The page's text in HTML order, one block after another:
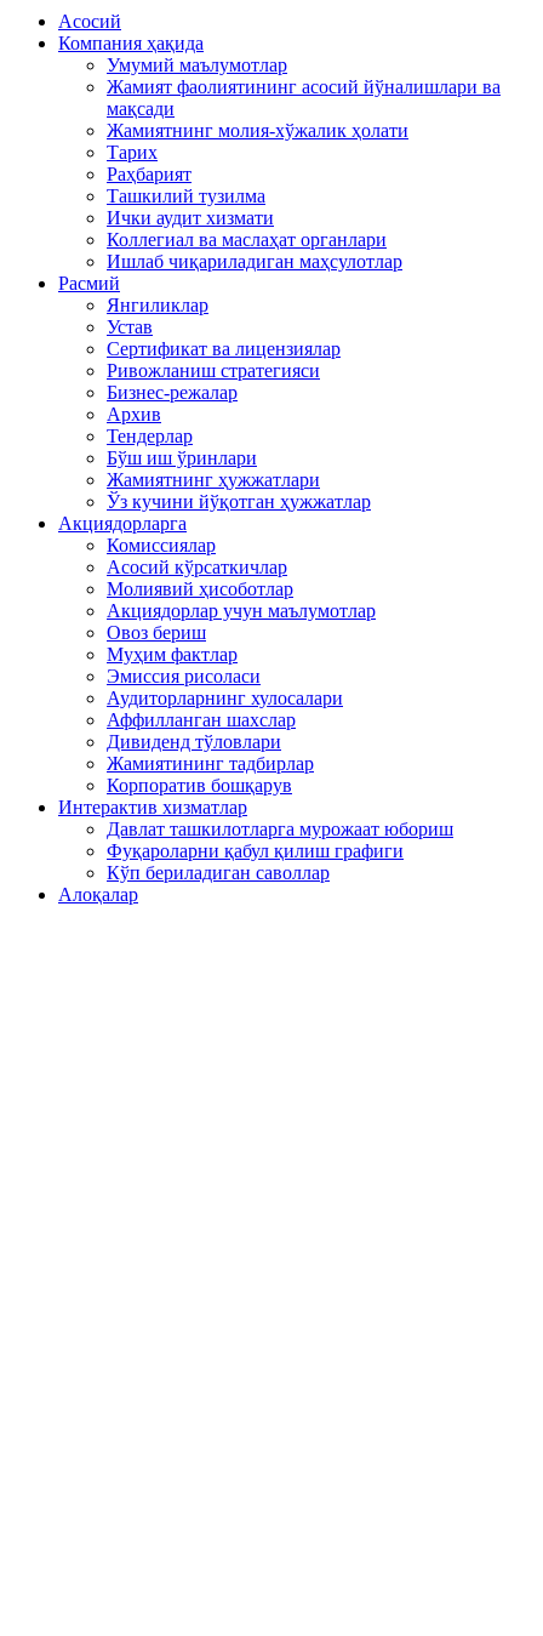
Асосий
Компания ҳақида
Умумий маълумотлар
Жамият фаолиятининг асосий йўналишлари ва
мақсади
Жамиятнинг молия-хўжалик ҳолати
Тарих
Раҳбарият
Ташкилий тузилма
Ички аудит хизмати
Коллегиал ва маслаҳат органлари
Ишлаб чиқариладиган маҳсулотлар
Расмий
Янгиликлар
Устав
Сертификат ва лицензиялар
Ривожланиш стратегияси
Бизнес-режалар
Архив
Тендерлар
Бўш иш ўринлари
Жамиятнинг ҳужжатлари
Ўз кучини йўқотган ҳужжатлар
Акциядорларга
Комиссиялар
Асосий кўрсаткичлар
Молиявий ҳисоботлар
Акциядорлар учун маълумотлар
Овоз бериш
Муҳим фактлар
Эмиссия рисоласи
Аудиторларнинг хулосалари
Аффилланган шахслар
Дивиденд тўловлари
Жамиятининг тадбирлар
Корпоратив бошқарув
Интерактив хизматлар
Давлат ташкилотларга мурожаат юбориш
Фуқароларни қабул қилиш графиги
Кўп бериладиган саволлар
Алоқалар